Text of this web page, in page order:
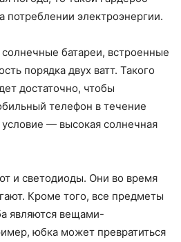
потреблении электроэнергии.
батареи, встроенные
порядка двух ватт. Такого
достаточно, чтобы
телефон в течение
условие — высокая солнечная
и светодиоды. Они во время
Кроме того, все предметы
являются вещами-
юбка может превратиться